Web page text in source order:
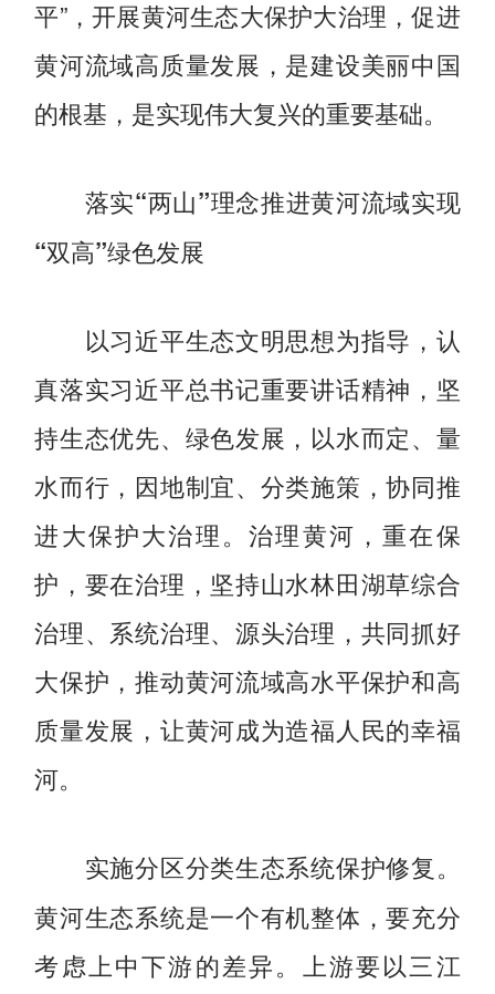
平”，开展黄河生态大保护大治理，促进
黄河流域高质量发展，是建设美丽中国
的根基，是实现伟大复兴的重要基础。
落实“两山”理念推进黄河流域实现
“双高”绿色发展
以习近平生态文明思想为指导，认
真落实习近平总书记重要讲话精神，坚
持生态优先、绿色发展，以水而定、量
水而行，因地制宜、分类施策，协同推
进大保护大治理。治理黄河，重在保
护，要在治理，坚持山水林田湖草综合
治理、系统治理、源头治理，共同抓好
大保护，推动黄河流域高水平保护和高
质量发展，让黄河成为造福人民的幸福
河。
实施分区分类生态系统保护修复。
黄河生态系统是一个有机整体，要充分
考虑上中下游的差异。上游要以三江